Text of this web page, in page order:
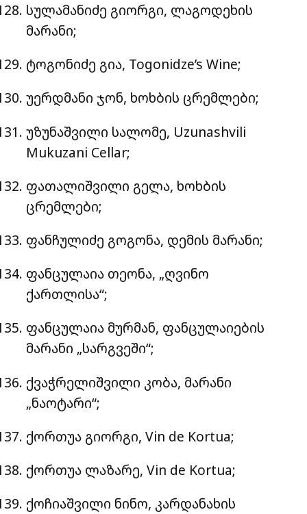
სულამანიძე გიორგი, ლაგოდეხის
მარანი;
ტოგონიძე გია, Togonidze’s Wine;
უერდმანი ჯონ, ხოხბის ცრემლები;
უზუნაშვილი სალომე, Uzunashvili
Mukuzani Cellar;
ფათალიშვილი გელა, ხოხბის
ცრემლები;
ფანჩულიძე გოგონა, დემის მარანი;
ფანცულაია თეონა, „ღვინო
ქართლისა“;
ფანცულაია მურმან, ფანცულაიების
მარანი „სარგვეში“;
ქვაჭრელიშვილი კობა, მარანი
„ნაოტარი“;
ქორთუა გიორგი, Vin de Kortua;
ქორთუა ლაზარე, Vin de Kortua;
ქოჩიაშვილი ნინო, კარდანახის